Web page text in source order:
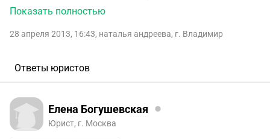
поддерживал), нотариус нам сказал, если дочь не
эти 6 мес мы сделали там ремонт, жил мой сын, и когда 6
момент мы не знаем что делать- ее не было 20 лет,
100 тыс рублей(чеки сохранили частично, но есть рабочая
бригада, которая подтвердит, что там они делели
Показать полностью
28 апреля 2013, 16:43, наталья андреева, г. Владимир
Ответы юристов
Елена Богушевская
Юрист, г. Москва